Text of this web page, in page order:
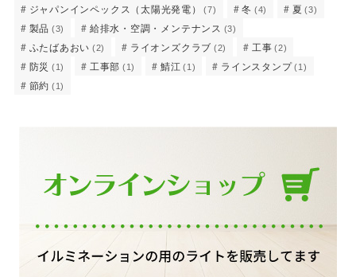
ジャパンインペックス（太陽光発電） (7) 冬 (4) 夏 (3)
製品 (3) 給排水・空調・メンテナンス (3)
ふたばあおい (2) ライオンズクラブ (2) 工事 (2)
防災 (1) 工事部 (1) 鯖江 (1) ラインスタンプ (1)
節約 (1)